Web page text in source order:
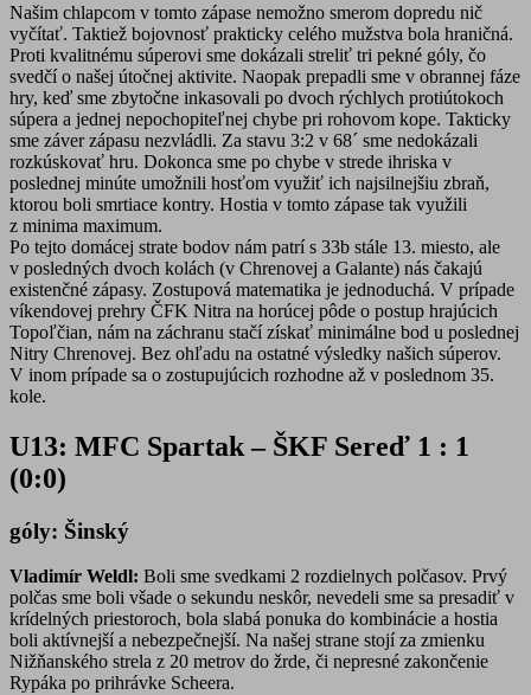
Našim chlapcom v tomto zápase nemožno smerom dopredu nič
vyčítať. Taktiež bojovnosť prakticky celého mužstva bola hraničná.
Proti kvalitnému súperovi sme dokázali streliť tri pekné góly, čo
svedčí o našej útočnej aktivite. Naopak prepadli sme v obrannej fáze
hry, keď sme zbytočne inkasovali po dvoch rýchlych protiútokoch
súpera a jednej nepochopiteľnej chybe pri rohovom kope. Takticky
sme záver zápasu nezvládli. Za stavu 3:2 v 68´ sme nedokázali
rozkúskovať hru. Dokonca sme po chybe v strede ihriska v
poslednej minúte umožnili hosťom využiť ich najsilnejšiu zbraň,
ktorou boli smrtiace kontry. Hostia v tomto zápase tak využili
z minima maximum.
Po tejto domácej strate bodov nám patrí s 33b stále 13. miesto, ale
v posledných dvoch kolách (v Chrenovej a Galante) nás čakajú
existenčné zápasy. Zostupová matematika je jednoduchá. V prípade
víkendovej prehry ČFK Nitra na horúcej pôde o postup hrajúcich
Topoľčian, nám na záchranu stačí získať minimálne bod u poslednej
Nitry Chrenovej. Bez ohľadu na ostatné výsledky našich súperov.
V inom prípade sa o zostupujúcich rozhodne až v poslednom 35.
kole.
U13: MFC Spartak – ŠKF Sereď 1 : 1
(0:0)
góly: Šinský
Vladimír Weldl: Boli sme svedkami 2 rozdielnych polčasov. Prvý
polčas sme boli všade o sekundu neskôr, nevedeli sme sa presadiť v
krídelných priestoroch, bola slabá ponuka do kombinácie a hostia
boli aktívnejší a nebezpečnejší. Na našej strane stojí za zmienku
Nižňanského strela z 20 metrov do žrde, či nepresné zakončenie
Rypáka po prihrávke Scheera.